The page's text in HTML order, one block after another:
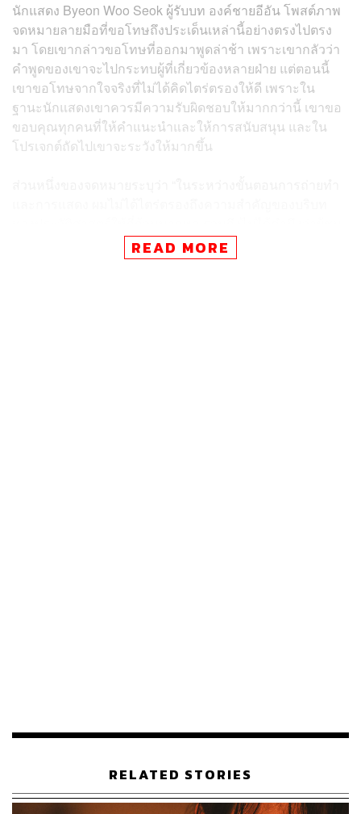
นักแสดง Byeon Woo Seok ผู้รับบท องค์ชายอีอัน โพสต์ภาพ
จดหมายลายมือที่ขอโทษถึงประเด็นเหล่านี้อย่างตรงไปตรง
มา โดยเขากล่าวขอโทษที่ออกมาพูดล่าช้า เพราะเขากลัวว่า
คำพูดของเขาจะไปกระทบผู้ที่เกี่ยวข้องหลายฝ่าย แต่ตอนนี้
เขาขอโทษจากใจจริงที่ไม่ได้คิดไตร่ตรองให้ดี เพราะใน
ฐานะนักแสดงเขาควรมีความรับผิดชอบให้มากกว่านี้ เขาขอ
ขอบคุณทุกคนที่ให้คำแนะนำและให้การสนับสนุน และใน
โปรเจกต์ถัดไปเขาจะระวังให้มากขึ้น
จะรู้สึกอย่างไรกับความผิดพลาดดังกล่าว จากเสียงสะท้อนที่
ได้รับมาทำให้ผมทบทวนตัวเองและตระหนักว่า ในฐานะนัก
HLL/Imazins via Getty Images
READ MORE
RELATED STORIES